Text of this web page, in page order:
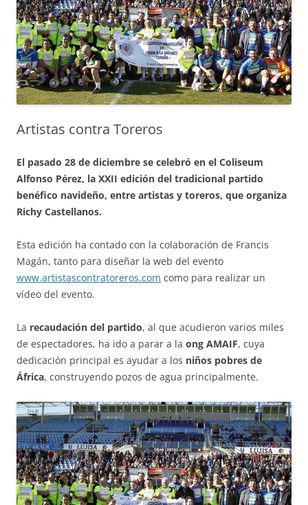
Artistas contra Toreros
El pasado 28 de diciembre se celebró en el Coliseum
Alfonso Pérez, la XXII edición del tradicional partido
benéfico navideño, entre artistas y toreros, que organiza
Richy Castellanos.
Esta edición ha contado con la colaboración de Francis
Magán, tanto para diseñar la web del evento
www.artistascontratoreros.com como para realizar un
vídeo del evento.
La recaudación del partido, al que acudieron varios miles
de espectadores, ha ido a parar a la ong AMAIF, cuya
dedicación principal es ayudar a los niños pobres de
África, construyendo pozos de agua principalmente.